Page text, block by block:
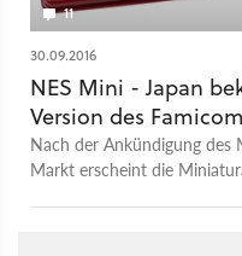
11
30.09.2016
NES Mini - Japan
Version des Famicom
Nach der Ankündigung des
Markt erscheint die